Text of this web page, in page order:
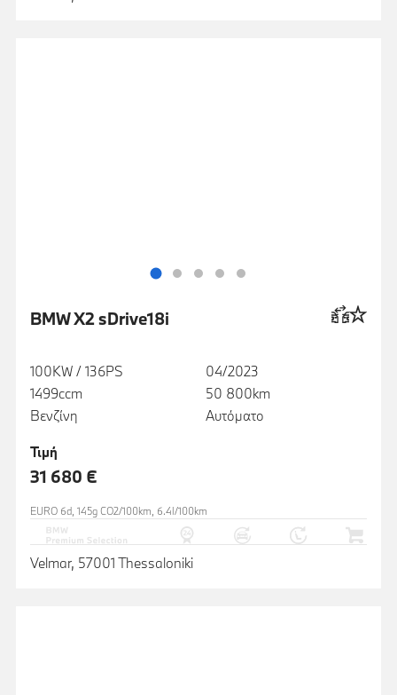
BMW X2 sDrive18i
100KW / 136PS
1499ccm
Βενζίνη
04/2023
50 800km
Αυτόματο
Τιμή
31 680 €
EURO 6d, 145g CO2/100km, 6.4l/100km
Velmar, 57001 Thessaloniki